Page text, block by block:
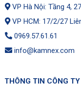
VP Hà Nội: Tầng 4,
VP HCM: 17/2/27
0969.57.61.61
info@kamnex.com
THÔNG TIN CÔNG TY